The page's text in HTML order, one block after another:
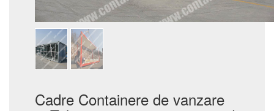
Cadre Containere de vanzare